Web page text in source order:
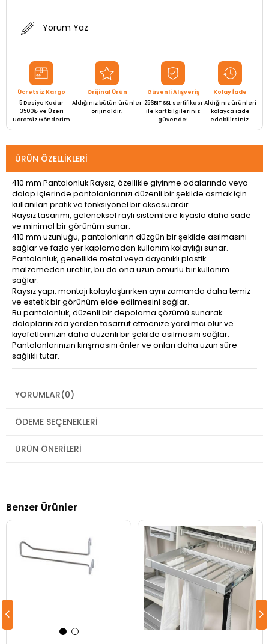
Yorum Yaz
Ücretsiz Kargo
5 Desiye Kadar
3500₺ ve Üzeri
Ücretsiz Gönderim
Orijinal Ürün
Aldığınız bütün ürünler
orijinaldir.
Güvenli Alışveriş
256BIT SSL sertifikası
ile kart bilgileriniz
güvende!
Kolay İade
Aldığınız ürünleri
kolayca iade
edebilirsiniz.
ÜRÜN ÖZELLIKLERI
410 mm Pantolonluk Raysız, özellikle giyinme odalarında veya
dolap içlerinde pantolonlarınızı düzenli bir şekilde asmak için
kullanılan pratik ve fonksiyonel bir aksesuardır.
Raysız tasarımı, geleneksel raylı sistemlere kıyasla daha sade
ve minimal bir görünüm sunar.
410 mm uzunluğu, pantolonların düzgün bir şekilde asılmasını
sağlar ve fazla yer kaplamadan kullanım kolaylığı sunar.
Pantolonluk, genellikle metal veya dayanıklı plastik
malzemeden üretilir, bu da ona uzun ömürlü bir kullanım
sağlar.
Raysız yapı, montajı kolaylaştırırken aynı zamanda daha temiz
ve estetik bir görünüm elde edilmesini sağlar.
Bu pantolonluk, düzenli bir depolama çözümü sunarak
dolaplarınızda yerden tasarruf etmenize yardımcı olur ve
kıyafetlerinizin daha düzenli bir şekilde asılmasını sağlar.
Pantolonlarınızın kırışmasını önler ve onları daha uzun süre
sağlıklı tutar.
YORUMLAR(0)
ÖDEME SEÇENEKLERI
ÜRÜN ÖNERILERI
Benzer Ürünler